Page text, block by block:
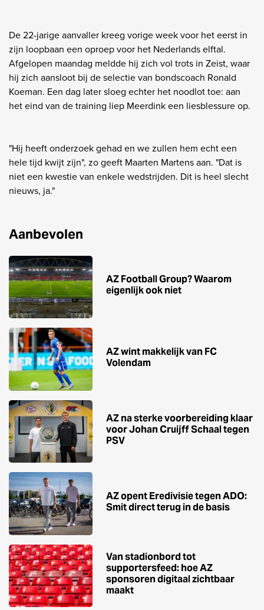
De 22-jarige aanvaller kreeg vorige week voor het eerst in
zijn loopbaan een oproep voor het Nederlands elftal.
Afgelopen maandag meldde hij zich vol trots in Zeist, waar
hij zich aansloot bij de selectie van bondscoach Ronald
Koeman. Een dag later sloeg echter het noodlot toe: aan
het eind van de training liep Meerdink een liesblessure op.
"Hij heeft onderzoek gehad en we zullen hem echt een
hele tijd kwijt zijn", zo geeft Maarten Martens aan. "Dat is
niet een kwestie van enkele wedstrijden. Dit is heel slecht
nieuws, ja."
Aanbevolen
AZ Football Group? Waarom
eigenlijk ook niet
AZ wint makkelijk van FC
Volendam
AZ na sterke voorbereiding klaar
voor Johan Cruijff Schaal tegen
PSV
AZ opent Eredivisie tegen ADO:
Smit direct terug in de basis
Van stadionbord tot
supportersfeed: hoe AZ
sponsoren digitaal zichtbaar
maakt